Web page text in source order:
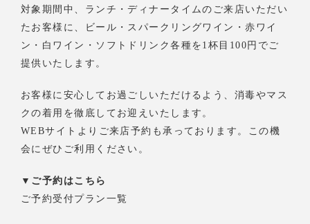
対象期間中、ランチ・ディナータイムのご来店いただい
たお客様に、ビール・スパークリングワイン・赤ワイ
ン・白ワイン・ソフトドリンク各種を1杯目100円でご
提供いたします。
お客様に安心してお過ごしいただけるよう、消毒やマス
クの着用を徹底してお迎えいたします。
WEBサイトよりご来店予約も承っております。この機
会にぜひご利用ください。
▼ご予約はこちら
ご予約受付プラン一覧